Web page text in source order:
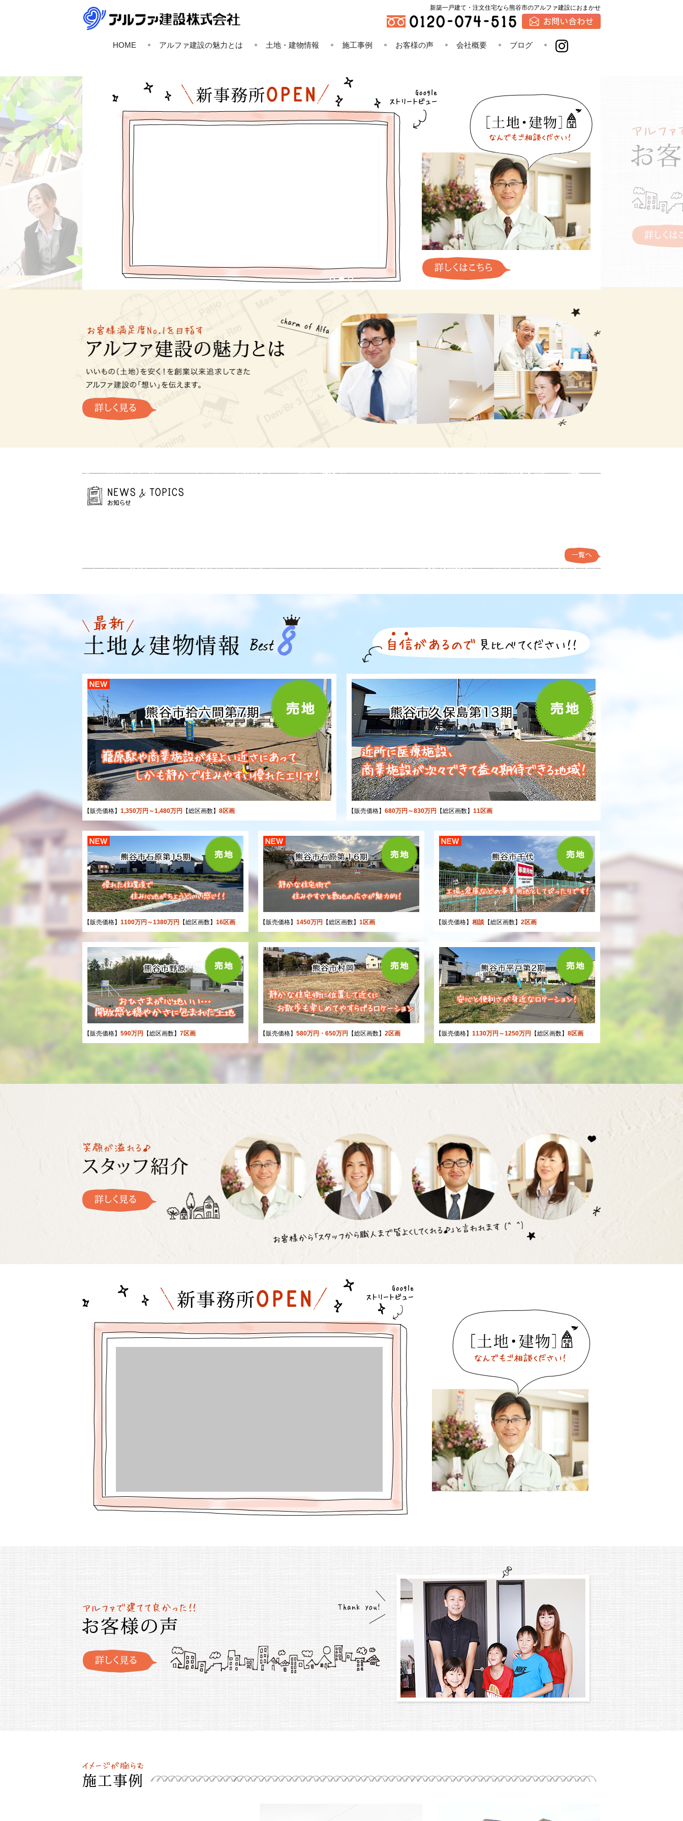
新築一戸建て・注文住宅なら熊谷市のアルファ建設におまかせ
HOME アルファ建設の魅力とは 土地・建物情報 施工事例 お客様の声 会社概要 ブログ
【販売価格】 1,350万円～1,480万円 【総区画数】 8区画 【販売価格】 680万円～830万円 【総区画数】 11区画
【販売価格】 1100万円～1380万円 【総区画数】 16区画 【販売価格】 1450万円 【総区画数】 1区画 【販売価格】 相談 【総区画数】 2区画
【販売価格】 590万円 【総区画数】 7区画 【販売価格】 580万円・650万円 【総区画数】 2区画 【販売価格】 1130万円～1250万円 【総区画数】 8区画